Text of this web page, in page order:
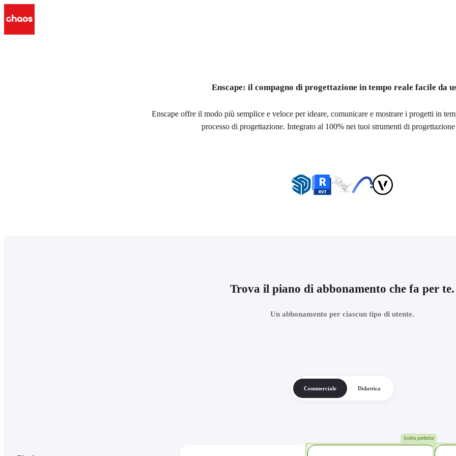
Enscape: il compagno di progettazione in tempo reale facile da
Enscape offre il modo più semplice e veloce per ideare, comunicare e mostrare i progetti in
processo di progettazione. Integrato al 100% nei tuoi strumenti di
Trova il piano di abbonamento che fa per te.
Un abbonamento per ciascun tipo di utente.
Commerciale Didattica
Scelta preferita